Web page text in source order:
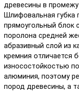
древесины в
Шлифовальная губка
прямоугольный блок
поролона средней
абразивный слой из
кремния отличается
износостойкостью
алюминия, поэтому
пород древесины, а